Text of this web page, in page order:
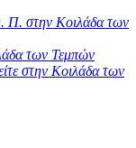
Π. στην Κοιλάδα των
των Τεμπών
στην Κοιλάδα των